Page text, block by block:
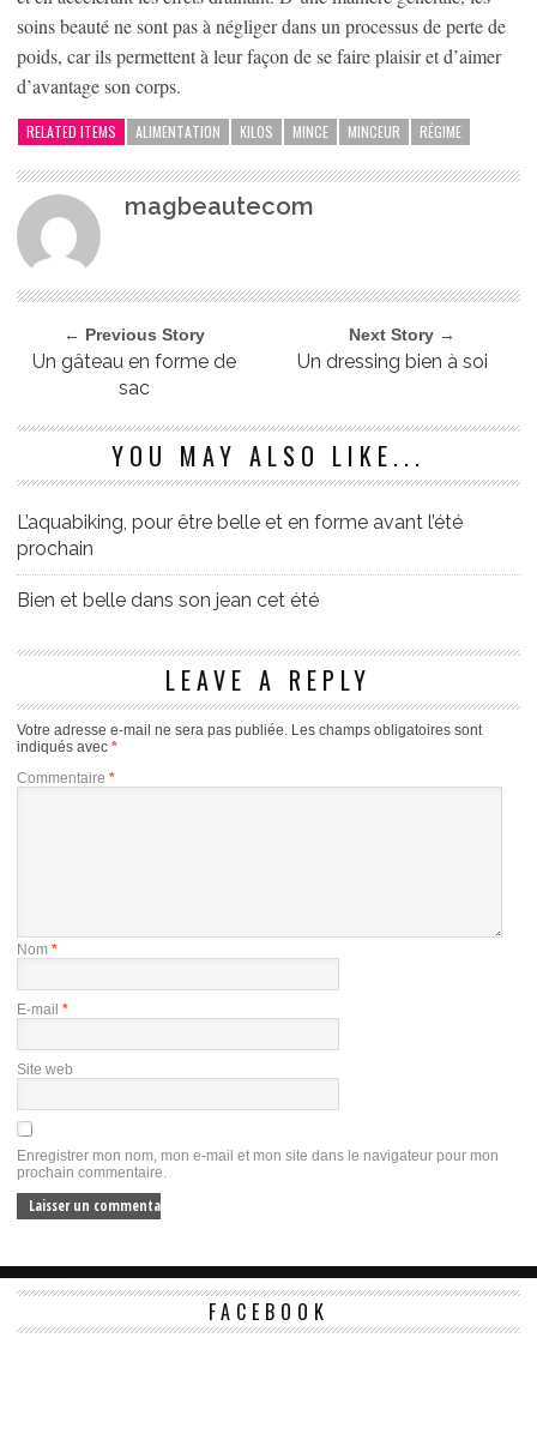
soins beauté ne sont pas à négliger dans un processus de perte de
poids, car ils permettent à leur façon de se faire plaisir et d’aimer
d’avantage son corps.
RELATED ITEMS ALIMENTATION KILOS MINCE MINCEUR RÉGIME
magbeautecom
← Previous Story
Un gâteau en forme de
sac
Next Story →
Un dressing bien à soi
YOU MAY ALSO LIKE...
L’aquabiking, pour être belle et en forme avant l’été
prochain
Bien et belle dans son jean cet été
LEAVE A REPLY
Votre adresse e-mail ne sera pas publiée. Les champs obligatoires sont
indiqués avec *
Commentaire *
Nom *
E-mail *
Site web
Enregistrer mon nom, mon e-mail et mon site dans le navigateur pour mon
prochain commentaire.
FACEBOOK